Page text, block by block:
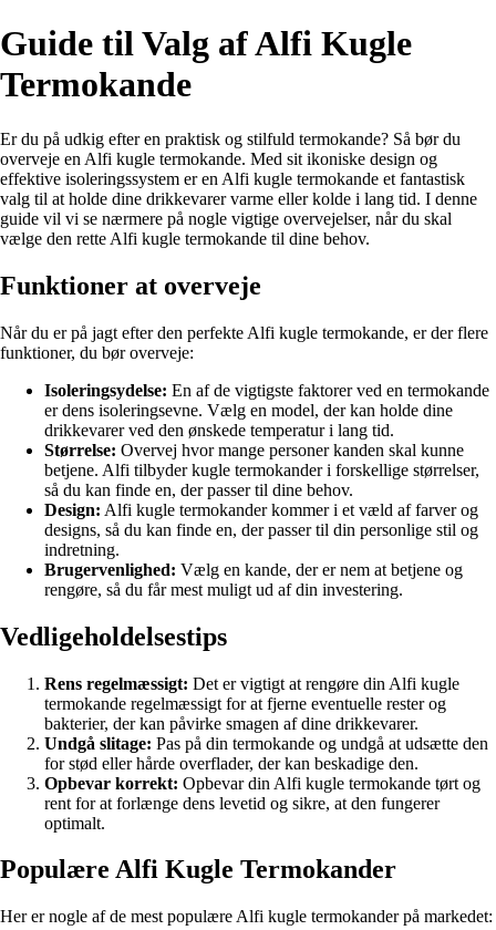
Guide til Valg af Alfi Kugle
Termokande
Er du på udkig efter en praktisk og stilfuld termokande? Så bør du
overveje en Alfi kugle termokande. Med sit ikoniske design og
effektive isoleringssystem er en Alfi kugle termokande et fantastisk
valg til at holde dine drikkevarer varme eller kolde i lang tid. I denne
guide vil vi se nærmere på nogle vigtige overvejelser, når du skal
vælge den rette Alfi kugle termokande til dine behov.
Funktioner at overveje
Når du er på jagt efter den perfekte Alfi kugle termokande, er der flere
funktioner, du bør overveje:
Isoleringsydelse: En af de vigtigste faktorer ved en termokande
er dens isoleringsevne. Vælg en model, der kan holde dine
drikkevarer ved den ønskede temperatur i lang tid.
Størrelse: Overvej hvor mange personer kanden skal kunne
betjene. Alfi tilbyder kugle termokander i forskellige størrelser,
så du kan finde en, der passer til dine behov.
Design: Alfi kugle termokander kommer i et væld af farver og
designs, så du kan finde en, der passer til din personlige stil og
indretning.
Brugervenlighed: Vælg en kande, der er nem at betjene og
rengøre, så du får mest muligt ud af din investering.
Vedligeholdelsestips
Rens regelmæssigt: Det er vigtigt at rengøre din Alfi kugle
termokande regelmæssigt for at fjerne eventuelle rester og
bakterier, der kan påvirke smagen af dine drikkevarer.
Undgå slitage: Pas på din termokande og undgå at udsætte den
for stød eller hårde overflader, der kan beskadige den.
Opbevar korrekt: Opbevar din Alfi kugle termokande tørt og
rent for at forlænge dens levetid og sikre, at den fungerer
optimalt.
Populære Alfi Kugle Termokander
Her er nogle af de mest populære Alfi kugle termokander på markedet: